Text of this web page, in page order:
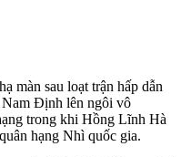
màn sau loạt trận hấp dẫn
Định lên ngôi vô
trong khi Hồng Lĩnh Hà
hạng Nhì quốc gia.